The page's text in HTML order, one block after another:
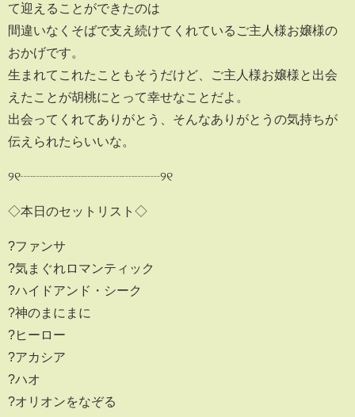
て迎えることができたのは
間違いなくそばで支え続けてくれているご主人様お嬢様の
おかげです。
生まれてこれたこともそうだけど、ご主人様お嬢様と出会
えたことが胡桃にとって幸せなことだよ。
出会ってくれてありがとう、そんなありがとうの気持ちが
伝えられたらいいな。
୨୧┈┈┈┈┈┈┈┈┈┈┈୨୧
◇本日のセットリスト◇
?ファンサ
?気まぐれロマンティック
?ハイドアンド・シーク
?神のまにまに
?ヒーロー
?アカシア
?ハオ
?オリオンをなぞる